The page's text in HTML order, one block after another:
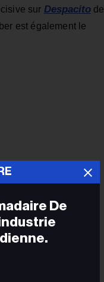
sur Despacitode
est également le
De